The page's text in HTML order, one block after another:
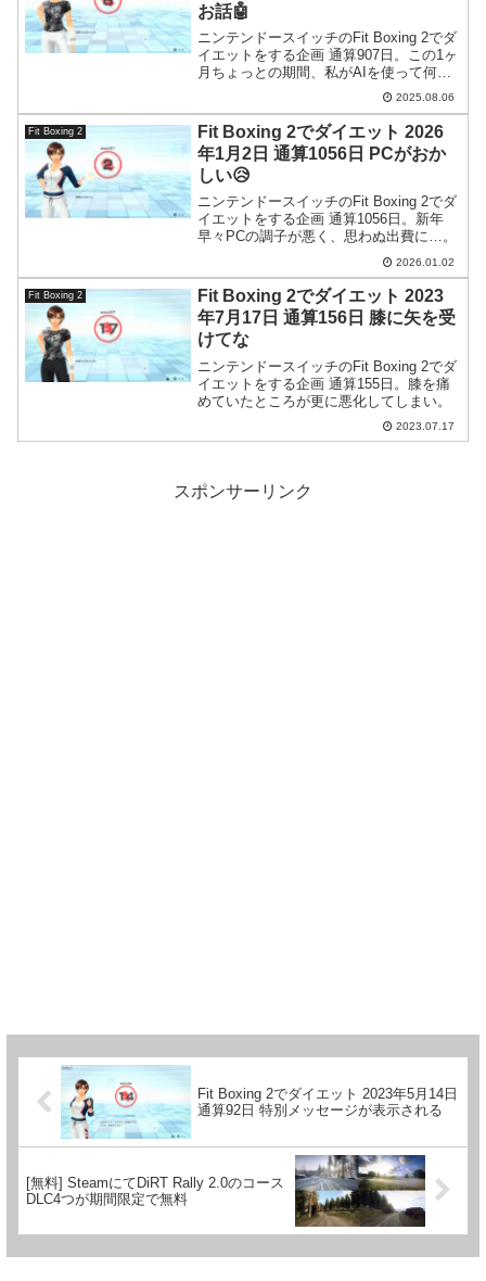
お話🤖
ニンテンドースイッチのFit Boxing 2でダ
イエットをする企画 通算907日。この1ヶ
月ちょっとの期間、私がAIを使って何を
2025.08.06
Fit Boxing 2
Fit Boxing 2でダイエット 2026
年1月2日 通算1056日 PCがおか
しい😥
ニンテンドースイッチのFit Boxing 2でダ
イエットをする企画 通算1056日。新年
早々PCの調子が悪く、思わぬ出費に…。
2026.01.02
Fit Boxing 2
Fit Boxing 2でダイエット 2023
年7月17日 通算156日 膝に矢を受
けてな
ニンテンドースイッチのFit Boxing 2でダ
イエットをする企画 通算155日。膝を痛
めていたところが更に悪化してしまい。
2023.07.17
スポンサーリンク
Fit Boxing 2でダイエット 2023年5月14日
通算92日 特別メッセージが表示される
[無料] SteamにてDiRT Rally 2.0のコース
DLC4つが期間限定で無料